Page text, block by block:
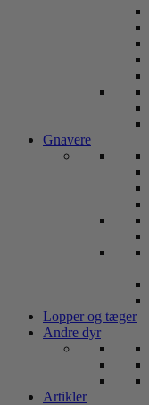
Gnavere
Lopper og tæger
Andre dyr
Artikler